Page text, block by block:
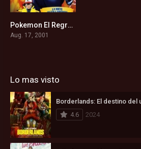
6.4
Pokemon El Regreso De Mewtwo (2001)
Aug. 17, 2001
Lo mas visto
4.6
2024